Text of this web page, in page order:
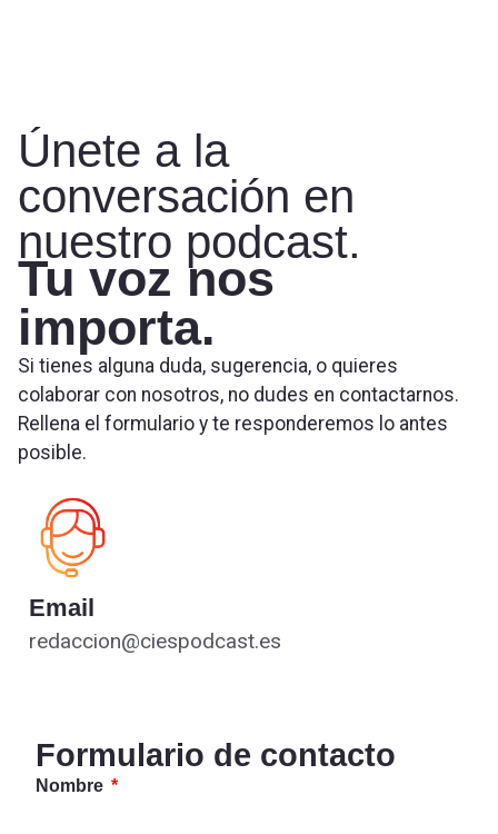
Únete a la
conversación en
nuestro podcast.
Tu voz nos
importa.
Si tienes alguna duda, sugerencia, o quieres
colaborar con nosotros, no dudes en contactarnos.
Rellena el formulario y te responderemos lo antes
posible.
Email
redaccion@ciespodcast.es
Formulario de contacto
Nombre